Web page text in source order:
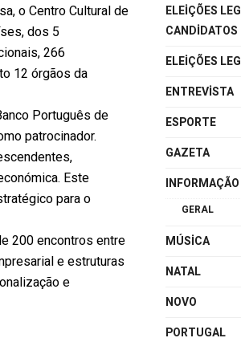
o Centro Cultural de
dos 5
266
12 órgãos da
Português de
patrocinador.
Este
para o
200 encontros entre
e estruturas
e
ELEIÇÕES
CANDIDATOS
ELEIÇÕES
ENTREVISTA
ESPORTE
GAZETA
INFORMAÇÃO
GERAL
MÚSICA
NATAL
NOVO
PORTUGAL